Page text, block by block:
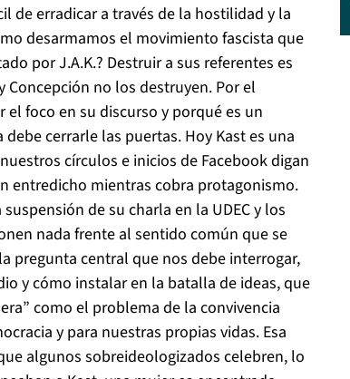
de erradicar a través de la hostilidad y la
desarmamos el movimiento fascista que
por J.A.K.? Destruir a sus referentes es
no los destruyen. Por el
foco en su discurso y porqué es un
cerrarle las puertas. Hoy Kast es una
círculos e inicios de Facebook digan
entredicho mientras cobra protagonismo.
de su charla en la UDEC y los
nada frente al sentido común que se
pregunta central que nos debe interrogar,
y cómo instalar en la batalla de ideas, que
como el problema de la convivencia
y para nuestras propias vidas. Esa
algunos sobreideologizados celebren, lo